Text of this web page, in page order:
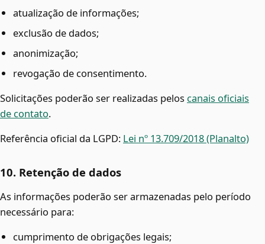
atualização de informações;
exclusão de dados;
anonimização;
revogação de consentimento.
Solicitações poderão ser realizadas pelos canais oficiais
de contato.
Referência oficial da LGPD: Lei nº 13.709/2018 (Planalto)
10. Retenção de dados
As informações poderão ser armazenadas pelo período
necessário para:
cumprimento de obrigações legais;